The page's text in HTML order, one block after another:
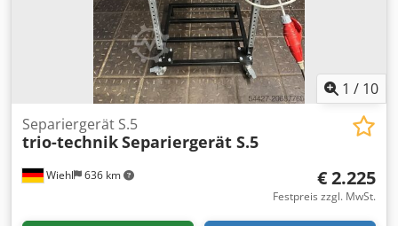
1 / 10
Wiehl 636 km
Separiergerät S.5
trio-technikSepariergerät S.5
€ 2.225
Festpreis zzgl. MwSt.